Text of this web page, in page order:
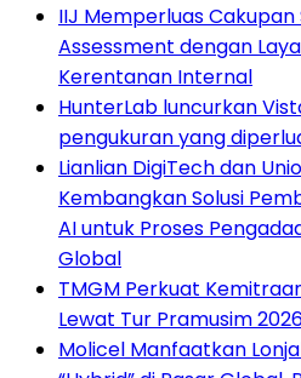
IIJ Memperluas Cakupan
Assessment dengan
Kerentanan Internal
HunterLab luncurkan
pengukuran yang
Lianlian DigiTech dan
Kembangkan Solusi
AI untuk Proses
Global
TMGM Perkuat
Lewat Tur Pramusim
Molicel Manfaatkan